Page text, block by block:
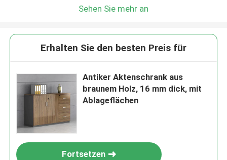
Sehen Sie mehr an
Erhalten Sie den besten Preis für
Antiker Aktenschrank aus
braunem Holz, 16 mm dick, mit
Ablageflächen
Fortsetzen